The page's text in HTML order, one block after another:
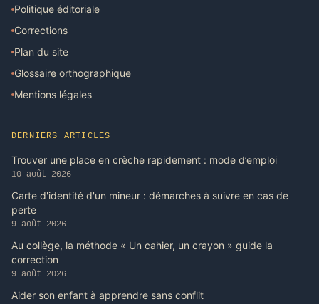
Politique éditoriale
Corrections
Plan du site
Glossaire orthographique
Mentions légales
DERNIERS ARTICLES
Trouver une place en crèche rapidement : mode d’emploi
10 août 2026
Carte d'identité d'un mineur : démarches à suivre en cas de
perte
9 août 2026
Au collège, la méthode « Un cahier, un crayon » guide la
correction
9 août 2026
Aider son enfant à apprendre sans conflit